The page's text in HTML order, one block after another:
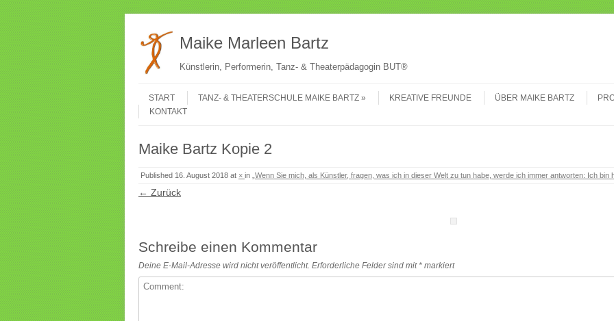
Maike Marleen Bartz
Künstlerin, Performerin, Tanz- & Theaterpädagogin BUT®
Menü
START
TANZ- & THEATERSCHULE MAIKE BARTZ KREATIVE FREUNDE ÜBER MAIKE BARTZ
KONTAKT
Maike Bartz Kopie 2
Published 16. August 2018 at × in „Wenn Sie mich, als Künstler, fragen, was ich in dieser Welt zu tun habe, werde ich immer antworten: Ich bin
← Zurück
Schreibe einen Kommentar
Deine E-Mail-Adresse wird nicht veröffentlicht. Erforderliche Felder sind mit * markiert